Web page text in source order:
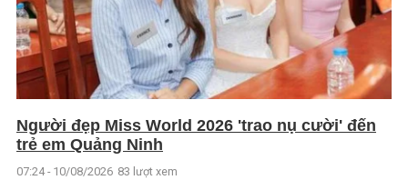
Người đẹp Miss World 2026 'trao nụ cười' đến
trẻ em Quảng Ninh
07:24 - 10/08/2026 83 lượt xem